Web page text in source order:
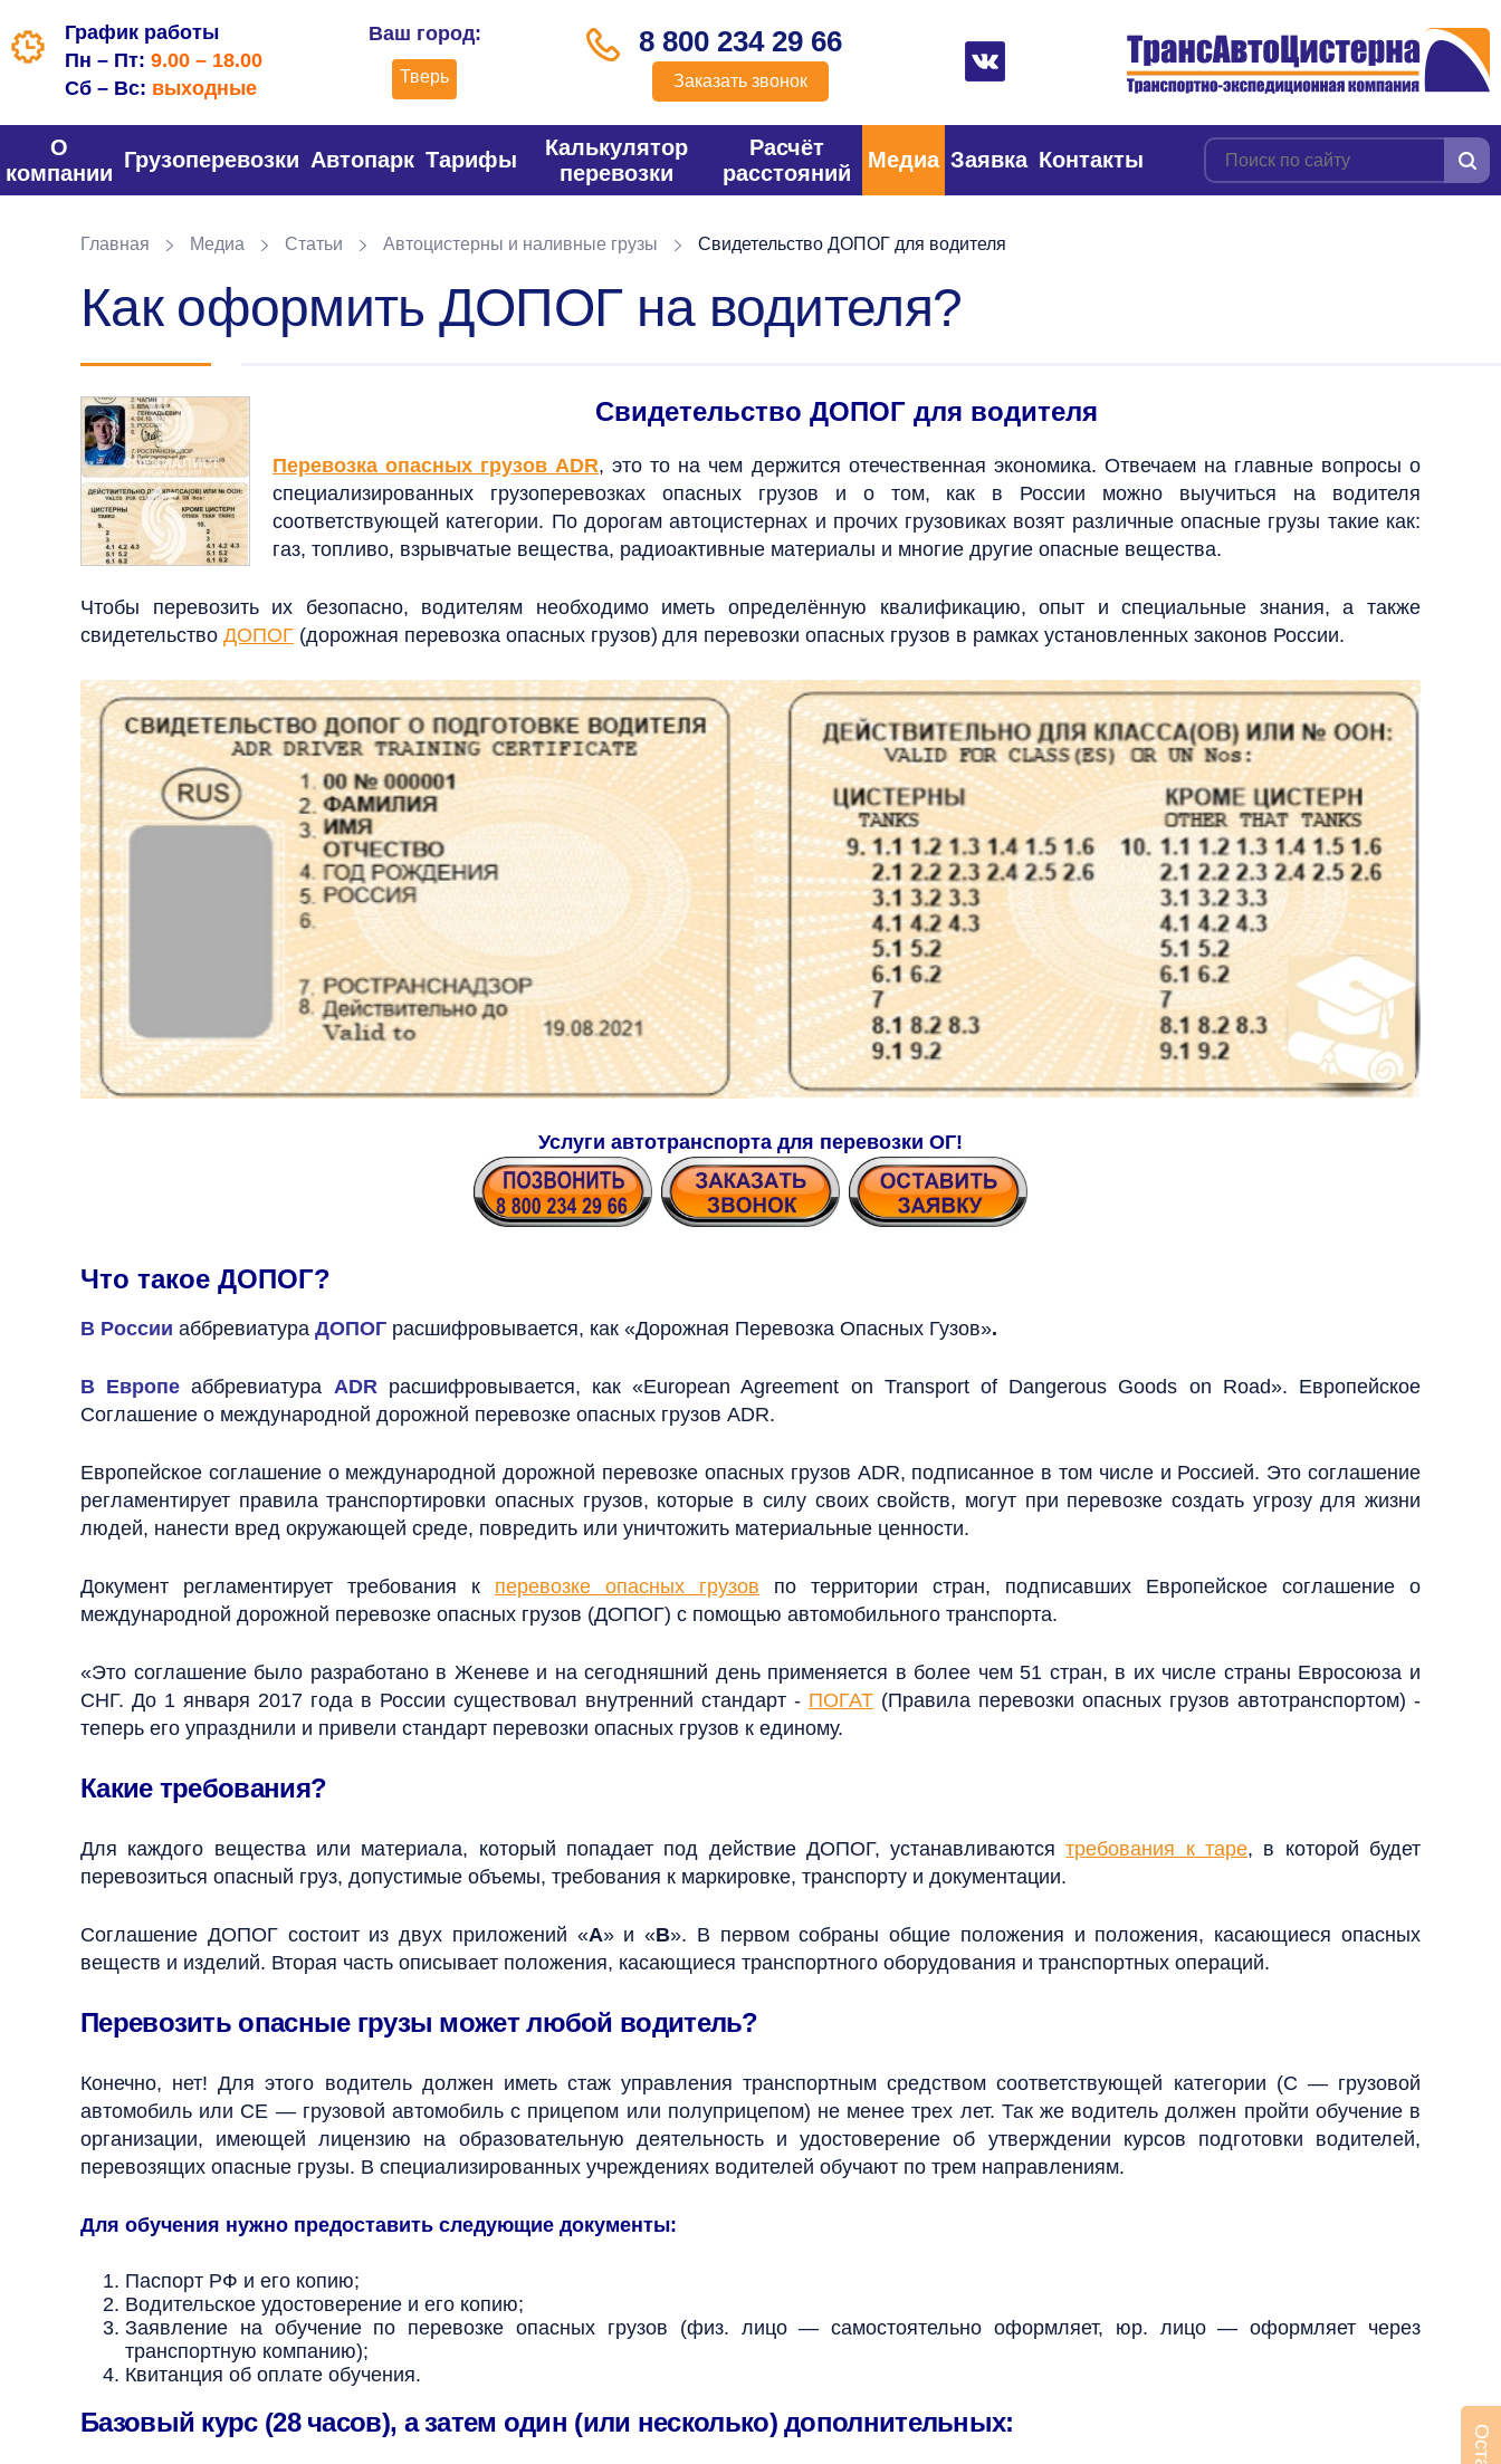
График работы
Пн – Пт: 9.00 – 18.00
Сб – Вс: выходные
Ваш город:
Тверь
8 800 234 29 66
Заказать звонок
О
компании
Грузоперевозки Автопарк Тарифы
Калькулятор
перевозки
Расчёт
расстояний
Медиа Заявка Контакты
Главная Медиа Статьи Автоцистерны и наливные грузы Свидетельство ДОПОГ для водителя
Как оформить ДОПОГ на водителя?
Свидетельство ДОПОГ для водителя
Перевозка опасных грузов ADR, это то на чем держится отечественная экономика. Отвечаем на главные вопросы о
специализированных грузоперевозках опасных грузов и о том, как в России можно выучиться на водителя
соответствующей категории. По дорогам автоцистернах и прочих грузовиках возят различные опасные грузы такие как:
газ, топливо, взрывчатые вещества, радиоактивные материалы и многие другие опасные вещества.
Чтобы перевозить их безопасно, водителям необходимо иметь определённую квалификацию, опыт и специальные знания, а также
свидетельство ДОПОГ (дорожная перевозка опасных грузов) для перевозки опасных грузов в рамках установленных законов России.
Услуги автотранспорта для перевозки ОГ!
Что такое ДОПОГ?
В России аббревиатура ДОПОГ расшифровывается, как «Дорожная Перевозка Опасных Гузов».
В Европеаббревиатура ADR расшифровывается, как «European Agreement on Transport of Dangerous Goods on Road». Европейское
Соглашение о международной дорожной перевозке опасных грузов ADR.
Европейское соглашение о международной дорожной перевозке опасных грузов ADR, подписанное в том числе и Россией. Это соглашение
регламентирует правила транспортировки опасных грузов, которые в силу своих свойств, могут при перевозке создать угрозу для жизни
людей, нанести вред окружающей среде, повредить или уничтожить материальные ценности.
Документ регламентирует требования к перевозке опасных грузов по территории стран, подписавших Европейское соглашение о
международной дорожной перевозке опасных грузов (ДОПОГ) с помощью автомобильного транспорта.
«Это соглашение было разработано в Женеве и на сегодняшний день применяется в более чем 51 стран, в их числе страны Евросоюза и
СНГ. До 1 января 2017 года в России существовал внутренний стандарт - ПОГАТ (Правила перевозки опасных грузов автотранспортом) -
теперь его упразднили и привели стандарт перевозки опасных грузов к единому.
Какие требования?
Для каждого вещества или материала, который попадает под действие ДОПОГ, устанавливаютсятребования к таре, в которой будет
перевозиться опасный груз, допустимые объемы, требования к маркировке, транспорту и документации.
Соглашение ДОПОГ состоит из двух приложений «А» и «В». В первом собраны общие положения и положения, касающиеся опасных
веществ и изделий. Вторая часть описывает положения, касающиеся транспортного оборудования и транспортных операций.
Перевозить опасные грузы может любой водитель?
Конечно, нет! Для этого водитель должен иметь стаж управления транспортным средством соответствующей категории (С — грузовой
автомобиль или СЕ — грузовой автомобиль с прицепом или полуприцепом) не менее трех лет. Так же водитель должен пройти обучение в
организации, имеющей лицензию на образовательную деятельность и удостоверение об утверждении курсов подготовки водителей,
перевозящих опасные грузы. В специализированных учреждениях водителей обучают по трем направлениям.
Для обучения нужно предоставить следующие документы:
Паспорт РФ и его копию;
Водительское удостоверение и его копию;
Заявление на обучение по перевозке опасных грузов (физ. лицо — самостоятельно оформляет, юр. лицо — оформляет через
транспортную компанию);
Квитанция об оплате обучения.
Базовый курс (28 часов), а затем один (или несколько) дополнительных: